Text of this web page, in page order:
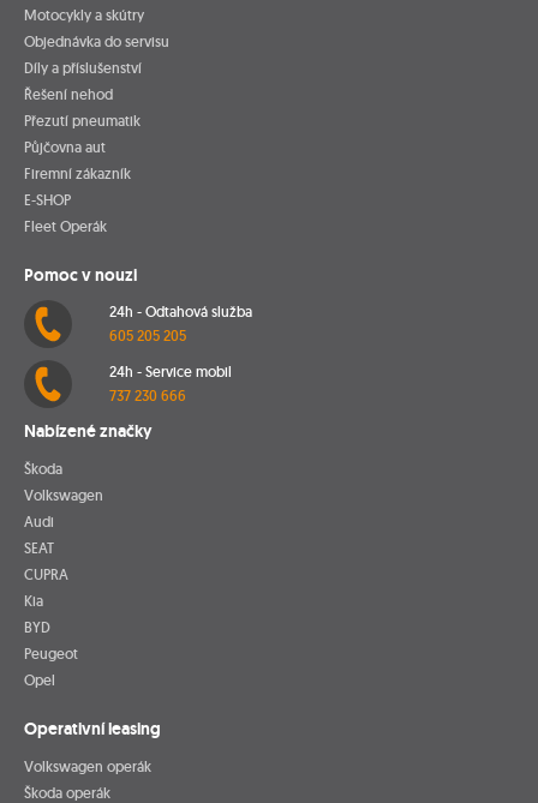
Motocykly a skútry
Objednávka do servisu
Díly a příslušenství
Řešení nehod
Přezutí pneumatik
Půjčovna aut
Firemní zákazník
E-SHOP
Fleet Operák
Pomoc v nouzi
24h - Odtahová služba
605 205 205
24h - Service mobil
737 230 666
Nabízené značky
Škoda
Volkswagen
Audi
SEAT
CUPRA
Kia
BYD
Peugeot
Opel
Operativní leasing
Volkswagen operák
Škoda operák